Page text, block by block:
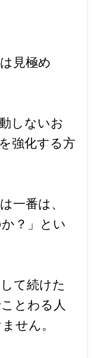
見極め
しないお
強化する方
一番は、
？」とい
て続けた
とわる人
せん。